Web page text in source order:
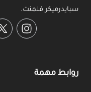
سبايدرميكر فلمنت.
روابط مهمة